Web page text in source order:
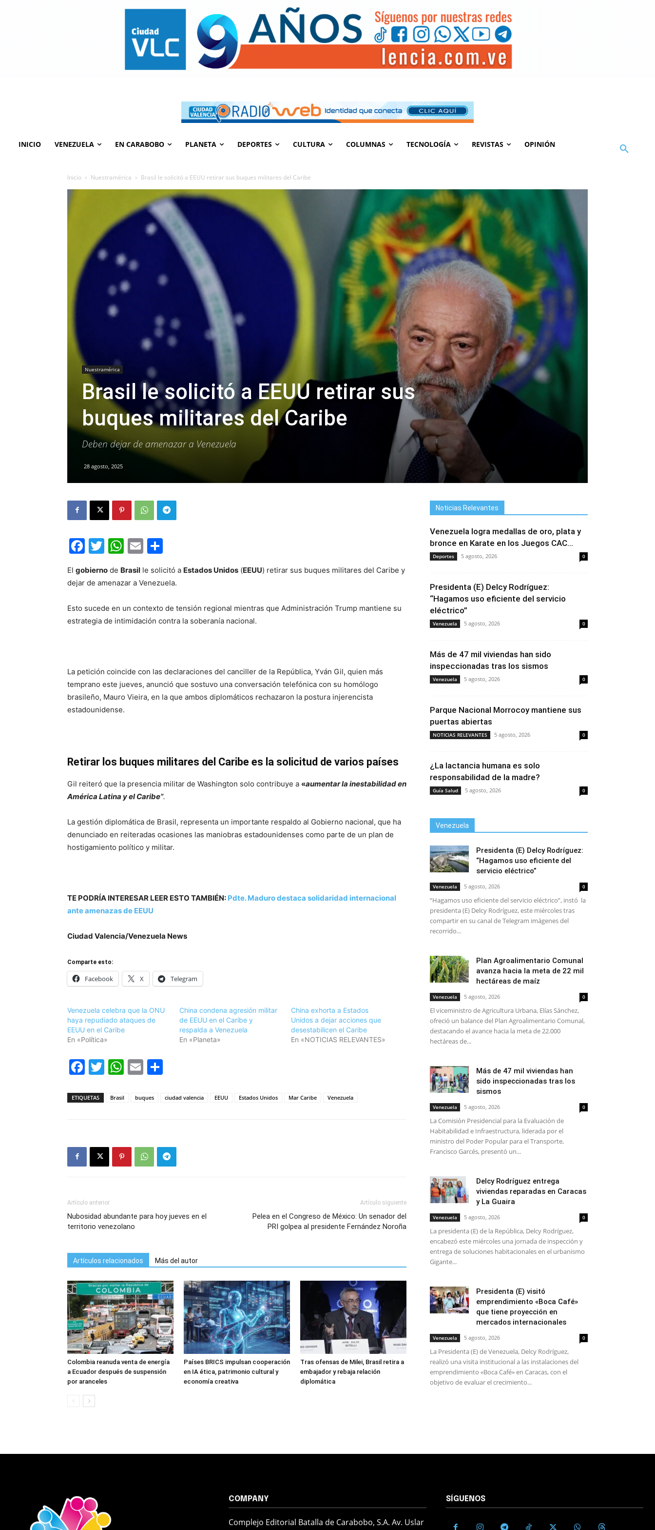
INICIO VENEZUELA EN CARABOBO PLANETA DEPORTES CULTURA COLUMNAS TECNOLOGÍA REVISTAS OPINIÓN
Inicio Nuestramérica Brasil le solicitó a EEUU retirar sus buques militares del Caribe
Nuestramérica
Brasil le solicitó a EEUU retirar sus
buques militares del Caribe
Deben dejar de amenazar a Venezuela
28 agosto, 2025
Facebook
Twitter
WhatsApp
Email
El gobierno de Brasil le solicitó a Estados Unidos (EEUU) retirar sus buques militares del Caribe y
dejar de amenazar a Venezuela.
Esto sucede en un contexto de tensión regional mientras que Administración Trump mantiene su
estrategia de intimidación contra la soberanía nacional.
La petición coincide con las declaraciones del canciller de la República, Yván Gil, quien más
temprano este jueves, anunció que sostuvo una conversación telefónica con su homólogo
brasileño, Mauro Vieira, en la que ambos diplomáticos rechazaron la postura injerencista
estadounidense.
Retirar los buques militares del Caribe es la solicitud de varios países
Gil reiteró que la presencia militar de Washington solo contribuye a «aumentar la inestabilidad en
América Latina y el Caribe”.
La gestión diplomática de Brasil, representa un importante respaldo al Gobierno nacional, que ha
denunciado en reiteradas ocasiones las maniobras estadounidenses como parte de un plan de
hostigamiento político y militar.
TE PODRÍA INTERESAR LEER ESTO TAMBIÉN: Pdte. Maduro destaca solidaridad internacional
ante amenazas de EEUU
Ciudad Valencia/Venezuela News
Comparte esto:
Facebook X Telegram
Venezuela celebra que la ONU
haya repudiado ataques de
EEUU en el Caribe
En «Política»
China condena agresión militar
de EEUU en el Caribe y
respalda a Venezuela
En «Planeta»
China exhorta a Estados
Unidos a dejar acciones que
desestabilicen el Caribe
En «NOTICIAS RELEVANTES»
Facebook
Twitter
WhatsApp
Email
ETIQUETAS Brasil buques ciudad valencia EEUU Estados Unidos Mar Caribe Venezuela
Artículo anterior
Nubosidad abundante para hoy jueves en el
territorio venezolano
Artículo siguiente
Pelea en el Congreso de México: Un senador del
PRI golpea al presidente Fernández Noroña
Artículos relacionados Más del autor
Colombia reanuda venta de energía
a Ecuador después de suspensión
por aranceles
Países BRICS impulsan cooperación
en IA ética, patrimonio cultural y
economía creativa
Tras ofensas de Milei, Brasil retira a
embajador y rebaja relación
diplomática
Noticias Relevantes
Venezuela logra medallas de oro, plata y
bronce en Karate en los Juegos CAC...
Deportes 5 agosto, 2026 0
Presidenta (E) Delcy Rodríguez:
“Hagamos uso eficiente del servicio
eléctrico”
Venezuela 5 agosto, 2026 0
Más de 47 mil viviendas han sido
inspeccionadas tras los sismos
Venezuela 5 agosto, 2026 0
Parque Nacional Morrocoy mantiene sus
puertas abiertas
NOTICIAS RELEVANTES 5 agosto, 2026 0
¿La lactancia humana es solo
responsabilidad de la madre?
Guía Salud 5 agosto, 2026 0
Venezuela
Presidenta (E) Delcy Rodríguez:
“Hagamos uso eficiente del
servicio eléctrico”
Venezuela 5 agosto, 2026 0
“Hagamos uso eficiente del servicio eléctrico”, instó la
presidenta (E) Delcy Rodríguez, este miércoles tras
compartir en su canal de Telegram imágenes del
recorrido...
Plan Agroalimentario Comunal
avanza hacia la meta de 22 mil
hectáreas de maíz
Venezuela 5 agosto, 2026 0
El viceministro de Agricultura Urbana, Elías Sánchez,
ofreció un balance del Plan Agroalimentario Comunal,
destacando el avance hacia la meta de 22.000
hectáreas de...
Más de 47 mil viviendas han
sido inspeccionadas tras los
sismos
Venezuela 5 agosto, 2026 0
La Comisión Presidencial para la Evaluación de
Habitabilidad e Infraestructura, liderada por el
ministro del Poder Popular para el Transporte,
Francisco Garcés, presentó un...
Delcy Rodríguez entrega
viviendas reparadas en Caracas
y La Guaira
Venezuela 5 agosto, 2026 0
La presidenta (E) de la República, Delcy Rodríguez,
encabezó este miércoles una jornada de inspección y
entrega de soluciones habitacionales en el urbanismo
Gigante...
Presidenta (E) visitó
emprendimiento «Boca Café»
que tiene proyección en
mercados internacionales
Venezuela 5 agosto, 2026 0
La Presidenta (E) de Venezuela, Delcy Rodríguez,
realizó una visita institucional a las instalaciones del
emprendimiento «Boca Café» en Caracas, con el
objetivo de evaluar el crecimiento...
COMPANY
Complejo Editorial Batalla de Carabobo, S.A. Av. Uslar
SÍGUENOS